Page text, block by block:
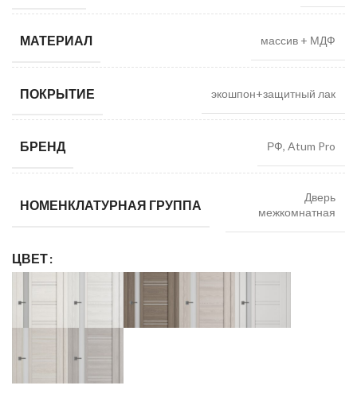
МАТЕРИАЛ массив + МДФ
ПОКРЫТИЕ экошпон+защитный лак
БРЕНД РФ, Atum Pro
НОМЕНКЛАТУРНАЯ ГРУППА
Дверь
межкомнатная
ЦВЕТ